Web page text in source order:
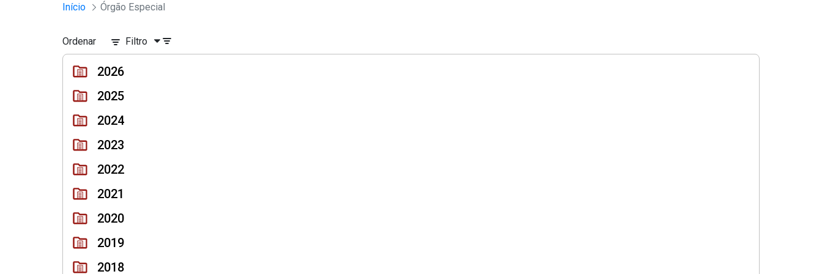
Pular para o Conteúdo principal
Sessões e Reuniões - Documentos Colegio de Procuradores
Início Órgão Especial
Ordenar Filtro
2026
2025
2024
2023
2022
2021
2020
2019
2018